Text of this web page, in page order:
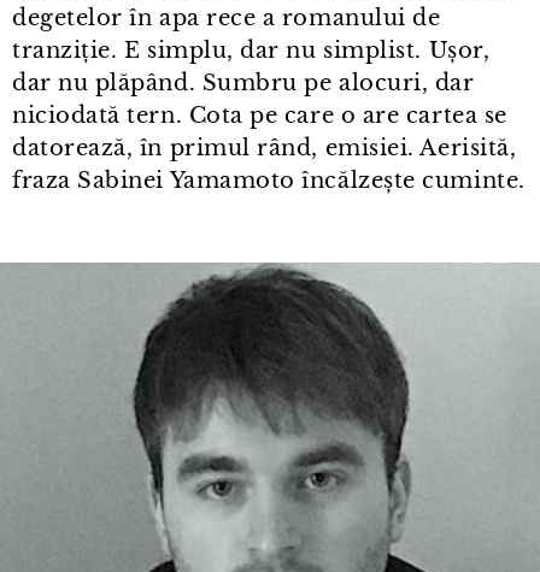
degetelor în apa rece a romanului de
tranziție. E simplu, dar nu simplist. Ușor,
dar nu plăpând. Sumbru pe alocuri, dar
niciodată tern. Cota pe care o are cartea se
datorează, în primul rând, emisiei. Aerisită,
fraza Sabinei Yamamoto încălzește cuminte.